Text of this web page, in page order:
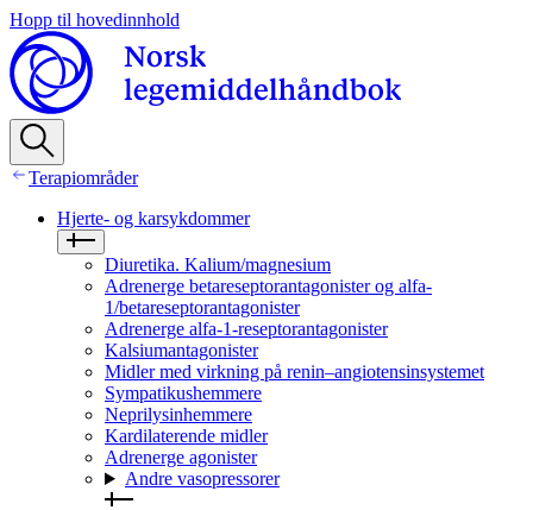
Hopp til hovedinnhold
Terapiområder
Hjerte- og karsykdommer
Diuretika. Kalium/magnesium
Adrenerge betareseptorantagonister og alfa-
1/betareseptorantagonister
Adrenerge alfa-1-reseptorantagonister
Kalsiumantagonister
Midler med virkning på renin–angiotensinsystemet
Sympatikushemmere
Neprilysinhemmere
Kardilaterende midler
Adrenerge agonister
Andre vasopressorer